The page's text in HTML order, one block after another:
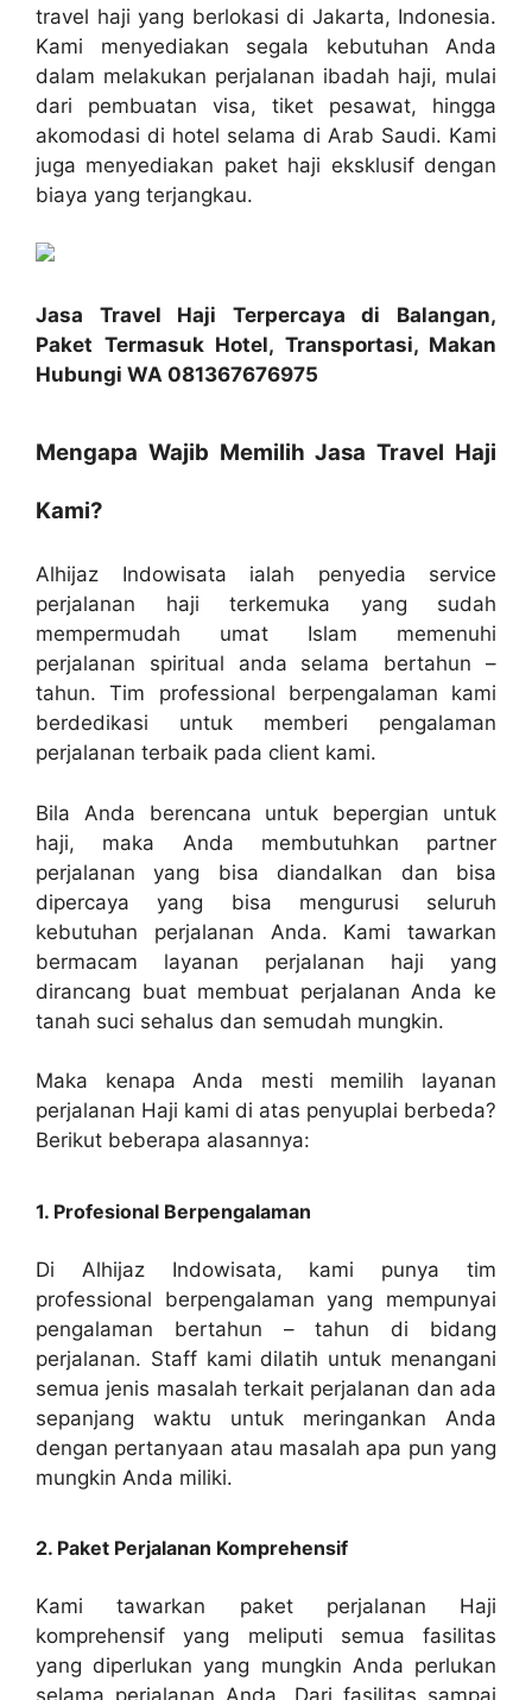
travel haji yang berlokasi di Jakarta, Indonesia.
Kami menyediakan segala kebutuhan Anda
dalam melakukan perjalanan ibadah haji, mulai
dari pembuatan visa, tiket pesawat, hingga
akomodasi di hotel selama di Arab Saudi. Kami
juga menyediakan paket haji eksklusif dengan
biaya yang terjangkau.
Jasa Travel Haji Terpercaya di Balangan,
Paket Termasuk Hotel, Transportasi, Makan
Hubungi WA 081367676975
Mengapa Wajib Memilih Jasa Travel Haji
Kami?
Alhijaz Indowisata ialah penyedia service
perjalanan haji terkemuka yang sudah
mempermudah umat Islam memenuhi
perjalanan spiritual anda selama bertahun –
tahun. Tim professional berpengalaman kami
berdedikasi untuk memberi pengalaman
perjalanan terbaik pada client kami.
Bila Anda berencana untuk bepergian untuk
haji, maka Anda membutuhkan partner
perjalanan yang bisa diandalkan dan bisa
dipercaya yang bisa mengurusi seluruh
kebutuhan perjalanan Anda. Kami tawarkan
bermacam layanan perjalanan haji yang
dirancang buat membuat perjalanan Anda ke
tanah suci sehalus dan semudah mungkin.
Maka kenapa Anda mesti memilih layanan
perjalanan Haji kami di atas penyuplai berbeda?
Berikut beberapa alasannya:
1. Profesional Berpengalaman
Di Alhijaz Indowisata, kami punya tim
professional berpengalaman yang mempunyai
pengalaman bertahun – tahun di bidang
perjalanan. Staff kami dilatih untuk menangani
semua jenis masalah terkait perjalanan dan ada
sepanjang waktu untuk meringankan Anda
dengan pertanyaan atau masalah apa pun yang
mungkin Anda miliki.
2. Paket Perjalanan Komprehensif
Kami tawarkan paket perjalanan Haji
komprehensif yang meliputi semua fasilitas
yang diperlukan yang mungkin Anda perlukan
selama perjalanan Anda. Dari fasilitas sampai